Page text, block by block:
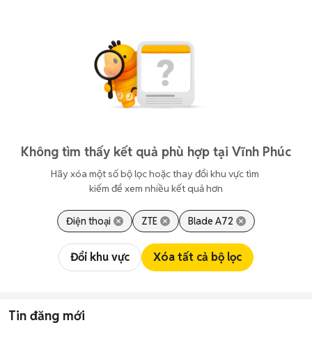
Không tìm thấy kết quả phù hợp tại Vĩnh Phúc
Hãy xóa một số bộ lọc hoặc thay đổi khu vực tìm
kiếm để xem nhiều kết quả hơn
Điện thoại ZTE Blade A72
Đổi khu vực Xóa tất cả bộ lọc
Tin đăng mới